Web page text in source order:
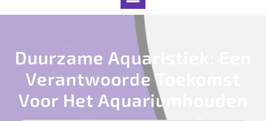
Duurzame Aquaristiek: Een
Verantwoorde Toekomst
Voor Het Aquariumhouden